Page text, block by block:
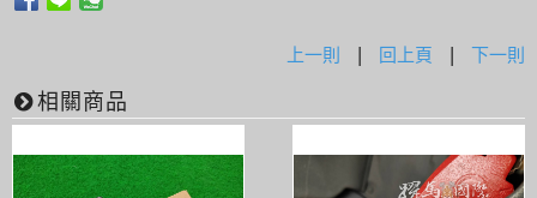
上一則 | 回上頁 | 下一則
相關商品